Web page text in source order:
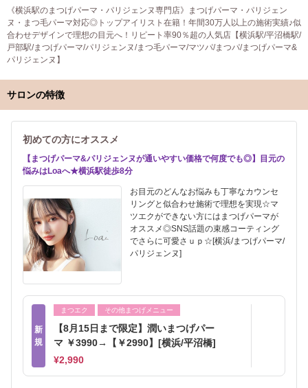
《横浜駅のまつげパーマ・パリジェンヌ専門店》まつげパーマ・パリジェン
ヌ・まつ毛パーマ対応◎トップアイリスト在籍！年間30万人以上の施術実績♪似
合わせデザインで理想の目元へ！リピート率90％超の人気店【横浜駅/平沼橋駅/
戸部駅/まつげパーマ/パリジェンヌ/まつ毛パーマ/マツパ/まつパ/まつげパーマ&
パリジェンヌ】
サロンの特徴
初めての方にオススメ
【まつげパーマ&パリジェンヌが通いやすい価格で何度でも◎】目元の
悩みはLoaへ★横浜駅徒歩8分
お目元のどんなお悩みも丁寧なカウンセ
リングと似合わせ施術で理想を実現☆マ
ツエクができない方にはまつげパーマが
オススメ◎SNS話題の束感コーティング
でさらに可愛さｕｐ☆[横浜/まつげパーマ/
パリジェンヌ]
新
規
まつエク その他まつげメニュー
【8月15日まで限定】潤いまつげパー
マ ￥3990→【￥2990】[横浜/平沼橋]
¥2,990